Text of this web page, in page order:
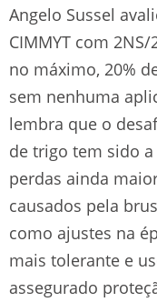
Angelo Sussel
CIMMYT com
no máximo, 20%
sem nenhuma
lembra que o
de trigo tem sido
perdas ainda
causados pela
como ajustes na
mais tolerante e
assegurado